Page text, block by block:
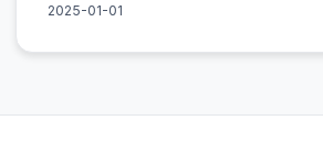
2025-01-01